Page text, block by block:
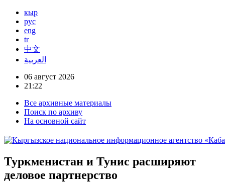
кыр
рус
eng
tr
中文
العربية
06 август 2026
21:22
Все архивные материалы
Поиск по архиву
На основной сайт
Туркменистан и Тунис расширяют
деловое партнерство